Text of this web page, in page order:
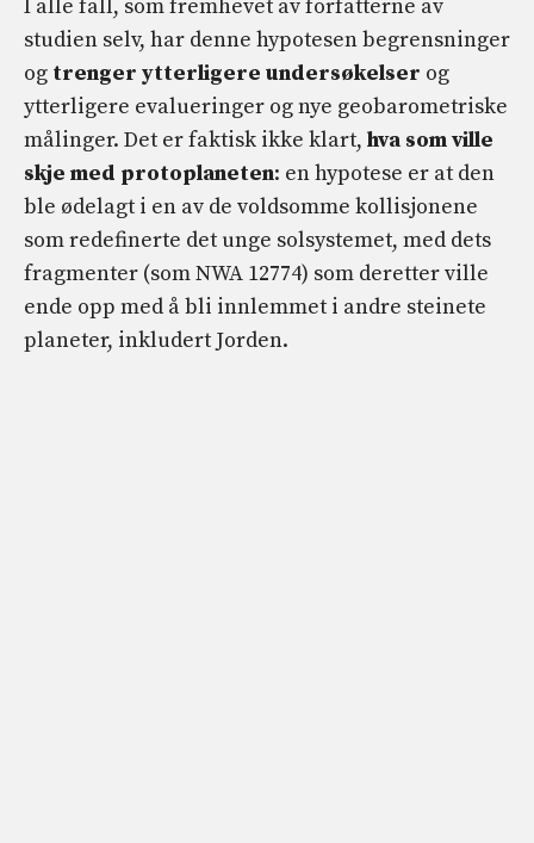
I alle fall, som fremhevet av forfatterne av
studien selv, har denne hypotesen begrensninger
og trenger ytterligere undersøkelser og
ytterligere evalueringer og nye geobarometriske
målinger. Det er faktisk ikke klart, hva som ville
skje med protoplaneten: en hypotese er at den
ble ødelagt i en av de voldsomme kollisjonene
som redefinerte det unge solsystemet, med dets
fragmenter (som NWA 12774) som deretter ville
ende opp med å bli innlemmet i andre steinete
planeter, inkludert Jorden.